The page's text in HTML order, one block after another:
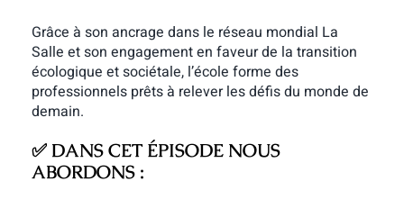
Grâce à son ancrage dans le réseau mondial La
Salle et son engagement en faveur de la transition
écologique et sociétale, l’école forme des
professionnels prêts à relever les défis du monde de
demain.
✅ DANS CET ÉPISODE NOUS
ABORDONS :